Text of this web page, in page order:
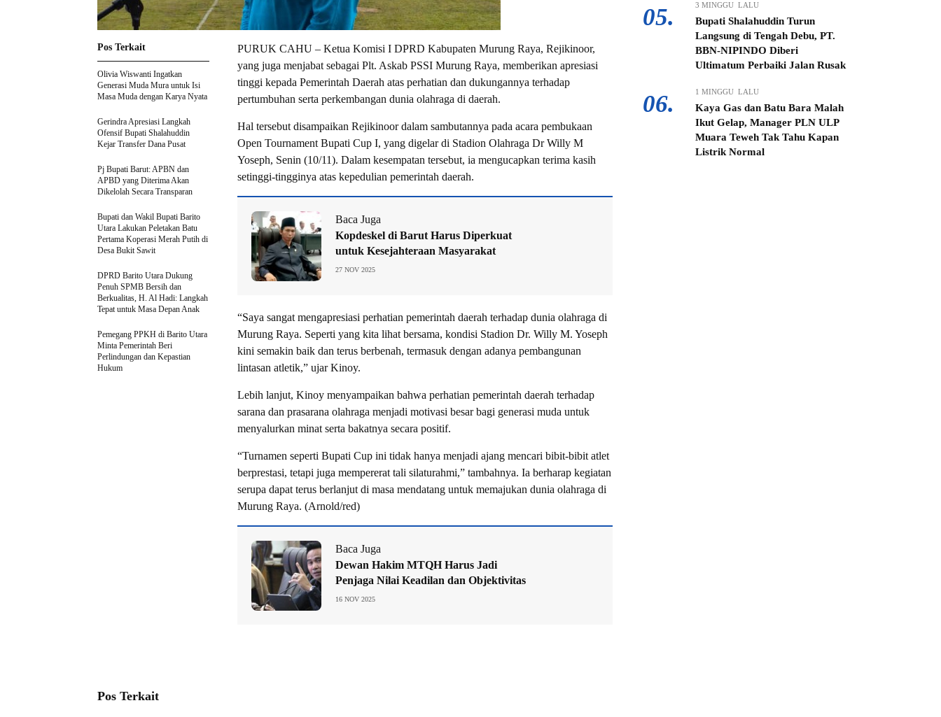
PURUK CAHU – Ketua Komisi I DPRD Kabupaten Murung Raya, Rejikinoor,
yang juga menjabat sebagai Plt. Askab PSSI Murung Raya, memberikan apresiasi
tinggi kepada Pemerintah Daerah atas perhatian dan dukungannya terhadap
pertumbuhan serta perkembangan dunia olahraga di daerah.
Hal tersebut disampaikan Rejikinoor dalam sambutannya pada acara pembukaan
Open Tournament Bupati Cup I, yang digelar di Stadion Olahraga Dr Willy M
Yoseph, Senin (10/11). Dalam kesempatan tersebut, ia mengucapkan terima kasih
setinggi-tingginya atas kepedulian pemerintah daerah.
Baca Juga
Kopdeskel di Barut Harus Diperkuat
untuk Kesejahteraan Masyarakat
27 NOV 2025
“Saya sangat mengapresiasi perhatian pemerintah daerah terhadap dunia olahraga di
Murung Raya. Seperti yang kita lihat bersama, kondisi Stadion Dr. Willy M. Yoseph
kini semakin baik dan terus berbenah, termasuk dengan adanya pembangunan
lintasan atletik,” ujar Kinoy.
Lebih lanjut, Kinoy menyampaikan bahwa perhatian pemerintah daerah terhadap
sarana dan prasarana olahraga menjadi motivasi besar bagi generasi muda untuk
menyalurkan minat serta bakatnya secara positif.
“Turnamen seperti Bupati Cup ini tidak hanya menjadi ajang mencari bibit-bibit atlet
berprestasi, tetapi juga mempererat tali silaturahmi,” tambahnya. Ia berharap kegiatan
serupa dapat terus berlanjut di masa mendatang untuk memajukan dunia olahraga di
Murung Raya. (Arnold/red)
Baca Juga
Dewan Hakim MTQH Harus Jadi
Penjaga Nilai Keadilan dan Objektivitas
16 NOV 2025
Pos Terkait
Olivia Wiswanti Ingatkan
Generasi Muda Mura untuk Isi
Masa Muda dengan Karya Nyata
Gerindra Apresiasi Langkah
Ofensif Bupati Shalahuddin
Kejar Transfer Dana Pusat
Pj Bupati Barut: APBN dan
APBD yang Diterima Akan
Dikelolah Secara Transparan
Bupati dan Wakil Bupati Barito
Utara Lakukan Peletakan Batu
Pertama Koperasi Merah Putih di
Desa Bukit Sawit
DPRD Barito Utara Dukung
Penuh SPMB Bersih dan
Berkualitas, H. Al Hadi: Langkah
Tepat untuk Masa Depan Anak
Pemegang PPKH di Barito Utara
Minta Pemerintah Beri
Perlindungan dan Kepastian
Hukum
Pos Terkait
05. 3 MINGGU LALU
Bupati Shalahuddin Turun
Langsung di Tengah Debu, PT.
BBN-NIPINDO Diberi
Ultimatum Perbaiki Jalan Rusak
06. 1 MINGGU LALU
Kaya Gas dan Batu Bara Malah
Ikut Gelap, Manager PLN ULP
Muara Teweh Tak Tahu Kapan
Listrik Normal